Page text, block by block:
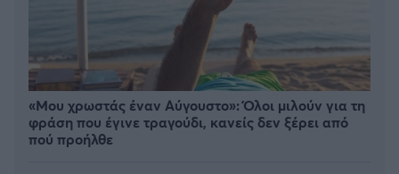
«Μου χρωστάς έναν Αύγουστο»: Όλοι μιλούν για τη
φράση που έγινε τραγούδι, κανείς δεν ξέρει από
πού προήλθε